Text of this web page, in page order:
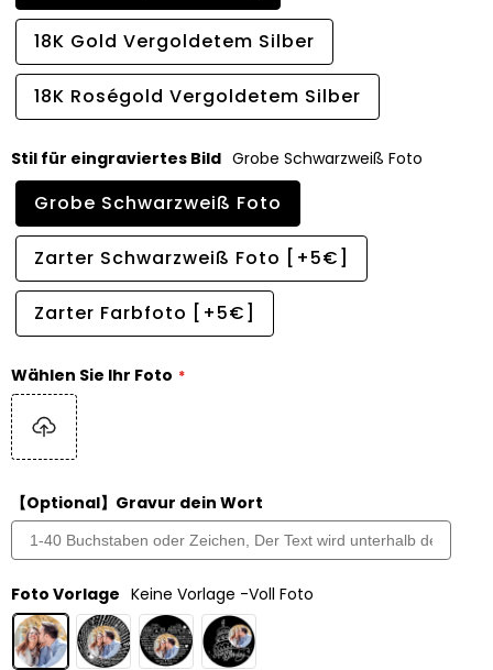
18K Gold Vergoldetem Silber
18K Roségold Vergoldetem Silber
Stil für eingraviertes Bild Grobe Schwarzweiß Foto
Grobe Schwarzweiß Foto
Zarter Schwarzweiß Foto [+5€]
Zarter Farbfoto [+5€]
Wählen Sie Ihr Foto
【Optional】Gravur dein Wort
Foto Vorlage Keine Vorlage -Voll Foto